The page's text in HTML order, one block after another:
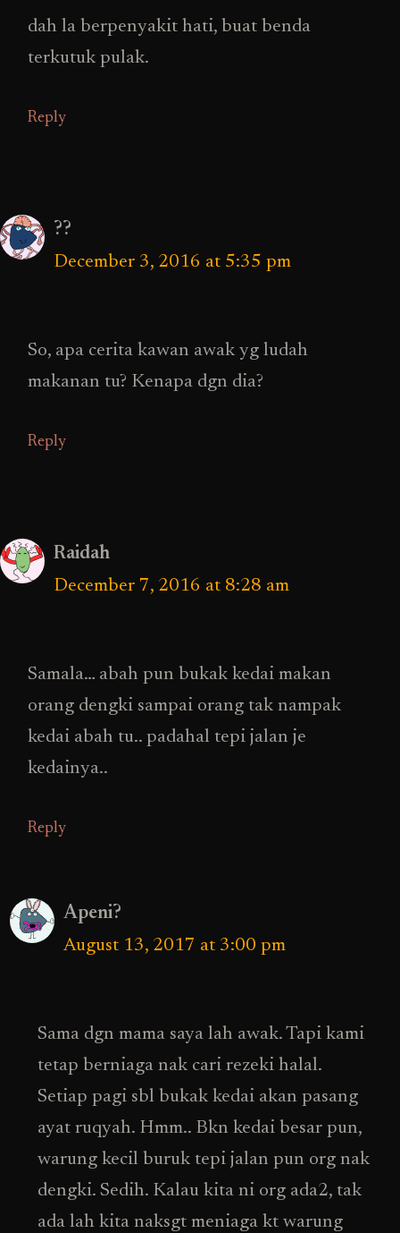
dah la berpenyakit hati, buat benda
terkutuk pulak.
Reply
??
December 3, 2016 at 5:35 pm
So, apa cerita kawan awak yg ludah
makanan tu? Kenapa dgn dia?
Reply
Raidah
December 7, 2016 at 8:28 am
Samala… abah pun bukak kedai makan
orang dengki sampai orang tak nampak
kedai abah tu.. padahal tepi jalan je
kedainya..
Reply
Apeni?
August 13, 2017 at 3:00 pm
Sama dgn mama saya lah awak. Tapi kami
tetap berniaga nak cari rezeki halal.
Setiap pagi sbl bukak kedai akan pasang
ayat ruqyah. Hmm.. Bkn kedai besar pun,
warung kecil buruk tepi jalan pun org nak
dengki. Sedih. Kalau kita ni org ada2, tak
ada lah kita naksgt meniaga kt warung